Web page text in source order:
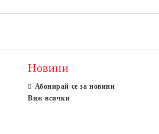
Новини
Абонирай се за новини
Виж всички